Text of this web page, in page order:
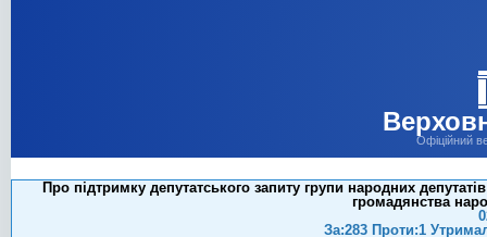
Офіційний
Про підтримку депутатського запиту групи народних
громадянства
За:283 Проти:1